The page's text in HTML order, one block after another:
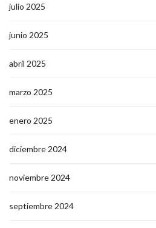
julio 2025
junio 2025
abril 2025
marzo 2025
enero 2025
diciembre 2024
noviembre 2024
septiembre 2024